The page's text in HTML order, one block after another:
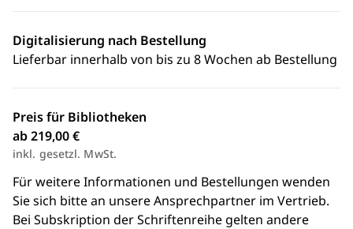
Digitalisierung nach Bestellung
Lieferbar innerhalb von bis zu 8 Wochen ab Bestellung
Preis für Bibliotheken
ab 219,00 €
inkl. gesetzl. MwSt.
Für weitere Informationen und Bestellungen wenden
Sie sich bitte an unsere Ansprechpartner im Vertrieb.
Bei Subskription der Schriftenreihe gelten andere